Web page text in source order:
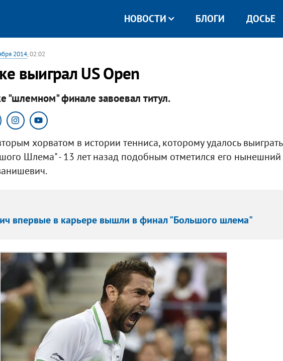
НОВОСТИ БЛОГИ ДОСЬЕ
2014, 02:02
выиграл US Open
"шлемном" финале завоевал титул.
хорватом в истории тенниса, которому удалось выиграть
Шлема" - 13 лет назад подобным отметился его нынешний
впервые в карьере вышли в финал "Большого шлема"